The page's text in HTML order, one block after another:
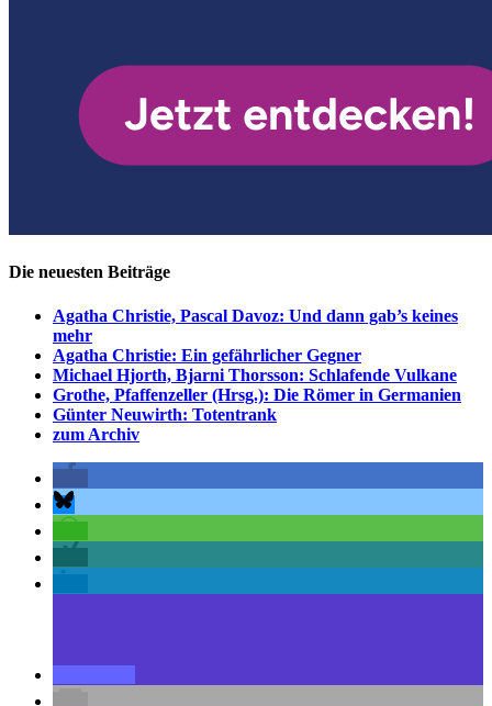
Die neuesten Beiträge
Agatha Christie, Pascal Davoz: Und dann gab’s keines
mehr
Agatha Christie: Ein gefährlicher Gegner
Michael Hjorth, Bjarni Thorsson: Schlafende Vulkane
Grothe, Pfaffenzeller (Hrsg.): Die Römer in Germanien
Günter Neuwirth: Totentrank
zum Archiv